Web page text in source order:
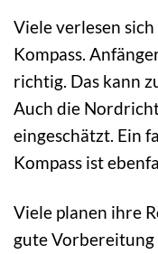
Viele verlesen
Kompass.
richtig. Das kann
Auch die
eingeschätzt. Ein
Kompass ist
Viele planen ihre
gute